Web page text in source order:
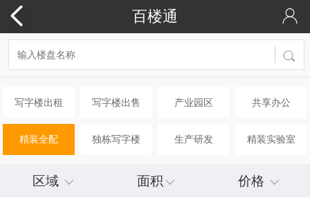
百楼通
写字楼出租 写字楼出售 产业园区 共享办公
精装全配 独栋写字楼 生产研发 精装实验室
区域 面积 价格